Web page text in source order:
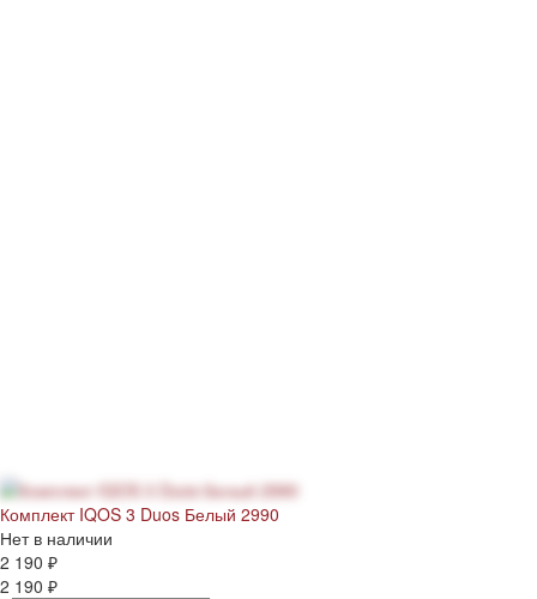
Комплект IQOS 3 Duos Белый 2990
Нет в наличии
2 190 ₽
2 190 ₽